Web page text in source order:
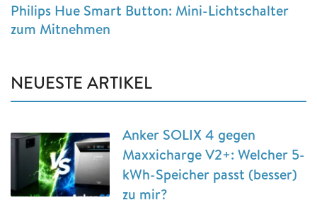
Philips Hue Smart Button: Mini-Lichtschalter
zum Mitnehmen
NEUESTE ARTIKEL
Anker SOLIX 4 gegen
Maxxicharge V2+: Welcher 5-
kWh-Speicher passt (besser)
zu mir?